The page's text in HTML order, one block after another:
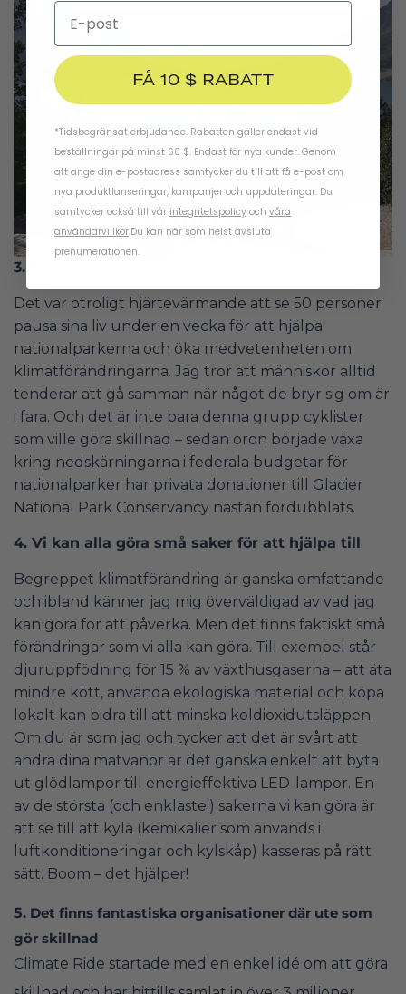
3. Människans vilja är starkare än någonsin
Det var otroligt hjärtevärmande att se 50 personer
pausa sina liv under en vecka för att hjälpa
nationalparkerna och öka medvetenheten om
klimatförändringarna. Jag tror att människor alltid
tenderar att gå samman när något de bryr sig om är
i fara. Och det är inte bara denna grupp cyklister
som ville göra skillnad – sedan oron började växa
kring nedskärningarna i federala budgetar för
nationalparker har privata donationer till Glacier
National Park Conservancy nästan fördubblats.
4. Vi kan alla göra små saker för att hjälpa till
Begreppet klimatförändring är ganska omfattande
och ibland känner jag mig överväldigad av vad jag
kan göra för att påverka. Men det finns faktiskt små
förändringar som vi alla kan göra. Till exempel står
djuruppfödning för 15 % av växthusgaserna – att äta
mindre kött, använda ekologiska material och köpa
lokalt kan bidra till att minska koldioxidutsläppen.
Om du är som jag och tycker att det är svårt att
ändra dina matvanor är det ganska enkelt att byta
ut glödlampor till energieffektiva LED-lampor. En
av de största (och enklaste!) sakerna vi kan göra är
att se till att kyla (kemikalier som används i
luftkonditioneringar och kylskåp) kasseras på rätt
sätt. Boom – det hjälper!
5. Det finns fantastiska organisationer där ute som
gör skillnad
Climate Ride startade med en enkel idé om att göra
FÅ 10 $ RABATT
*Tidsbegränsat erbjudande. Rabatten gäller endast vid
beställningar på minst 60 $. Endast för nya kunder. Genom
att ange din e-postadress samtycker du till att få e-post om
nya produktlanseringar, kampanjer och uppdateringar. Du
samtycker också till vår integritetspolicy och våra
användarvillkor.Du kan när som helst avsluta
prenumerationen.